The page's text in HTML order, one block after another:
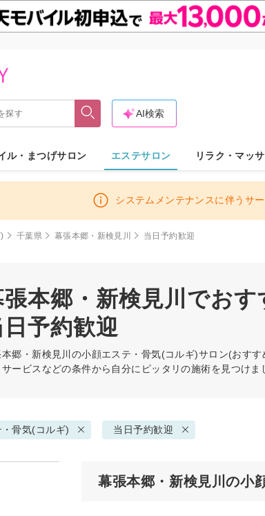
AI検索
ル・まつげサロン エステサロン リラク・マッ
システムメンテナンスに伴うサ
千葉県 幕張本郷・新検見川 当日予約歓迎
張本郷・新検見川でお
日予約歓迎
郷・新検見川の小顔エステ・骨気(コルギ)サロン(おすす
ービスなどの条件から自分にピッタリの施術を見つけま
骨気(コルギ) 当日予約歓迎
幕張本郷・新検見川の小